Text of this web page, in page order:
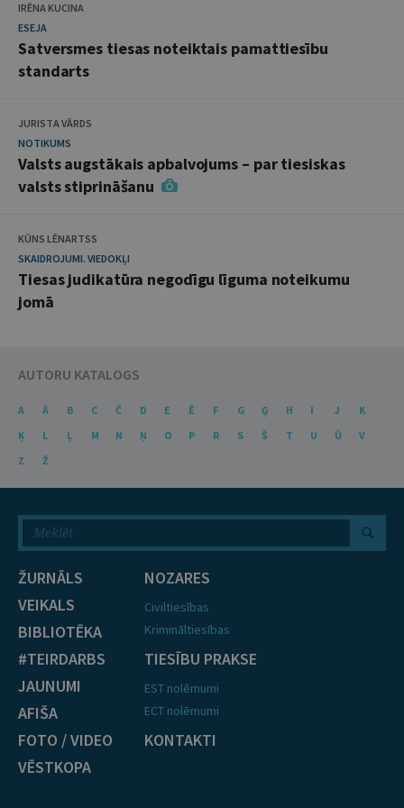
IRĒNA KUCINA
ESEJA
Satversmes tiesas noteiktais pamattiesību
standarts
JURISTA VĀRDS
NOTIKUMS
Valsts augstākais apbalvojums – par tiesiskas
valsts stiprināšanu
KŪNS LĒNARTSS
SKAIDROJUMI. VIEDOKĻI
Tiesas judikatūra negodīgu līguma noteikumu
jomā
AUTORU KATALOGS
A Ā B C Č D E Ē F G Ģ H I J
K
Ķ
L Ļ M N Ņ O P R S Š T U Ū
V
Z
Ž
ŽURNĀLS
VEIKALS
BIBLIOTĒKA
#TEIRDARBS
JAUNUMI
AFIŠA
FOTO / VIDEO
VĒSTKOPA
NOZARES
Civiltiesības
Krimināltiesības
TIESĪBU PRAKSE
EST nolēmumi
ECT nolēmumi
KONTAKTI